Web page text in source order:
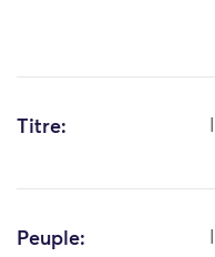
Titre:
Peuple: